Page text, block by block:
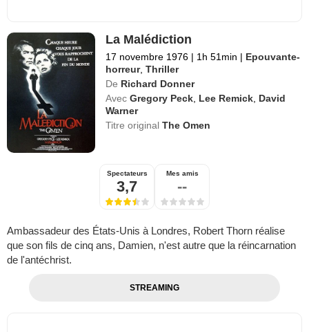
La Malédiction
17 novembre 1976 | 1h 51min | Epouvante-
horreur,Thriller
De Richard Donner
Avec Gregory Peck Lee Remick David
Warner
Titre originalThe Omen
Spectateurs
3,7
Mes amis
--
Ambassadeur des États-Unis à Londres, Robert Thorn réalise
que son fils de cinq ans, Damien, n'est autre que la réincarnation
de l'antéchrist.
STREAMING